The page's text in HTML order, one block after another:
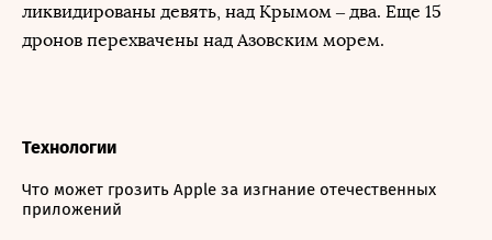
ликвидированы девять, над Крымом – два. Еще 15
дронов перехвачены над Азовским морем.
Технологии
Что может грозить Apple за изгнание отечественных
приложений